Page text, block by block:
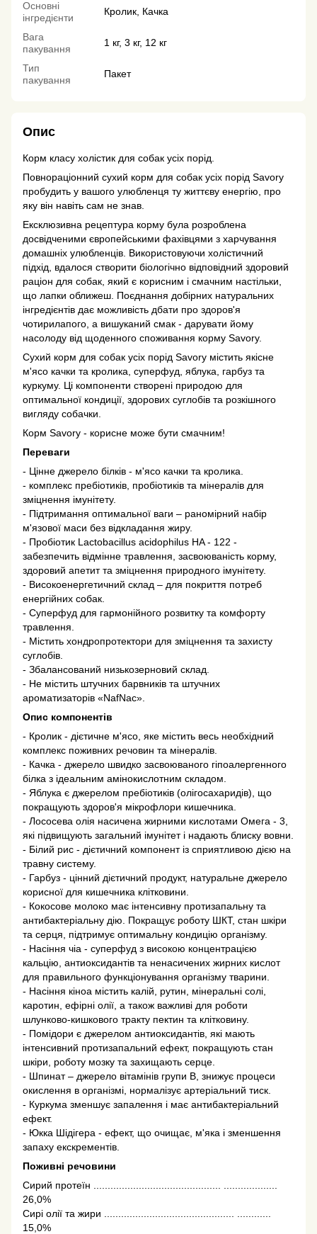
Основні
інгредієнти
Кролик, Качка
Вага
пакування
1 кг, 3 кг, 12 кг
Тип
пакування
Пакет
Опис
Корм класу холістик для собак усіх порід.
Повнораціонний сухий корм для собак усіх порід Savory
пробудить у вашого улюбленця ту життєву енергію, про
яку він навіть сам не знав.
Ексклюзивна рецептура корму була розроблена
досвідченими європейськими фахівцями з харчування
домашніх улюбленців. Використовуючи холістичний
підхід, вдалося створити біологічно відповідний здоровий
раціон для собак, який є корисним і смачним настільки,
що лапки оближеш. Поєднання добірних натуральних
інгредієнтів дає можливість дбати про здоров'я
чотирилапого, а вишуканий смак - дарувати йому
насолоду від щоденного споживання корму Savory.
Сухий корм для собак усіх порід Savory містить якісне
м'ясо качки та кролика, суперфуд, яблука, гарбуз та
куркуму. Ці компоненти створені природою для
оптимальної кондиції, здорових суглобів та розкішного
вигляду собачки.
Корм Savory - корисне може бути смачним!
Переваги
- Цінне джерело білків - м'ясо качки та кролика.
- комплекс пребіотиків, пробіотиків та мінералів для
зміцнення імунітету.
- Підтримання оптимальної ваги – раномірний набір
м'язової маси без відкладання жиру.
- Пробіотик Lactobacillus acidophilus HA - 122 -
забезпечить відмінне травлення, засвоюваність корму,
здоровий апетит та зміцнення природного імунітету.
- Високоенергетичний склад – для покриття потреб
енергійних собак.
- Суперфуд для гармонійного розвитку та комфорту
травлення.
- Містить хондропротектори для зміцнення та захисту
суглобів.
- Збалансований низькозерновий склад.
- Не містить штучних барвників та штучних
ароматизаторів «NafNac».
Опис компонентів
- Кролик - дієтичне м'ясо, яке містить весь необхідний
комплекс поживних речовин та мінералів.
- Качка - джерело швидко засвоюваного гіпоалергенного
білка з ідеальним амінокислотним складом.
- Яблука є джерелом пребіотиків (олігосахаридів), що
покращують здоров'я мікрофлори кишечника.
- Лососева олія насичена жирними кислотами Омега - 3,
які підвищують загальний імунітет і надають блиску вовни.
- Білий рис - дієтичний компонент із сприятливою дією на
травну систему.
- Гарбуз - цінний дієтичний продукт, натуральне джерело
корисної для кишечника клітковини.
- Кокосове молоко має інтенсивну протизапальну та
антибактеріальну дію. Покращує роботу ШКТ, стан шкіри
та серця, підтримує оптимальну кондицію організму.
- Насіння чіа - суперфуд з високою концентрацією
кальцію, антиоксидантів та ненасичених жирних кислот
для правильного функціонування організму тварини.
- Насіння кіноа містить калій, рутин, мінеральні солі,
каротин, ефірні олії, а також важливі для роботи
шлунково-кишкового тракту пектин та клітковину.
- Помідори є джерелом антиоксидантів, які мають
інтенсивний протизапальний ефект, покращують стан
шкіри, роботу мозку та захищають серце.
- Шпинат – джерело вітамінів групи В, знижує процеси
окислення в організмі, нормалізує артеріальний тиск.
- Куркума зменшує запалення і має антибактеріальний
ефект.
- Юкка Шідігера - ефект, що очищає, м'яка і зменшення
запаху екскрементів.
Поживні речовини
Сирий протеїн ............................................. ...................
26,0%
Сирі олії та жири .............................................. ............
15,0%